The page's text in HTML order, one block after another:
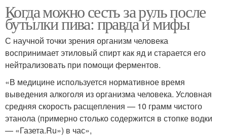
Когда можно сесть за руль после
бутылки пива: правда и мифы
С научной точки зрения организм человека
воспринимает этиловый спирт как яд и старается его
нейтрализовать при помощи ферментов.
«В медицине используется нормативное время
выведения алкоголя из организма человека. Условная
средняя скорость расщепления — 10 грамм чистого
этанола (примерно столько содержится в стопке водки
— «Газета.Ru») в час»,